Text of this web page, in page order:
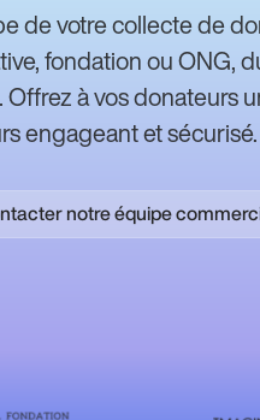
de votre collecte de
fondation ou ONG,
à vos donateurs
engageant et sécurisé.
notre équipe